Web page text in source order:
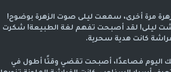
مرة أخرى، سمعت ليلى صوت الزهرة بوضوح!
ليلى! لقد أصبحت تفهم لغة الطبيعة! شكرت
كانت هدية سحرية.
اليوم فصاعدًا، أصبحت تقضي وقتًا أطول في